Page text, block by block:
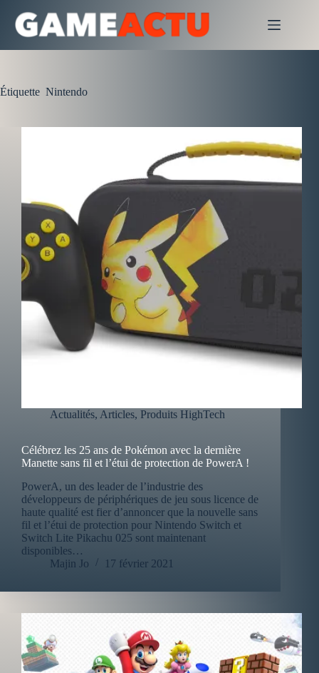
contenu
Étiquette Nintendo
Actualités, Articles, Produits HighTech
Célébrez les 25 ans de Pokémon avec la dernière
Manette sans fil et l’étui de protection de PowerA !
PowerA, un des leader de l’industrie des
développeurs de périphériques de jeu sous licence de
haute qualité est fier d’annoncer que la nouvelle sans
fil et l’étui de protection pour Nintendo Switch et
Switch Lite Pikachu 025 sont maintenant
disponibles…
Majin Jo
17 février 2021